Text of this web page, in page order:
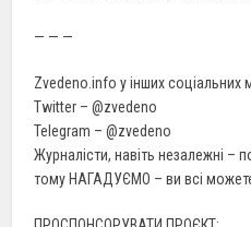
— — —
Zvedeno.info у інших соціальних
Twitter – @zvedeno
Telegram – @zvedeno
Журналісти, навіть незалежні –
тому НАГАДУЄМО – ви всі